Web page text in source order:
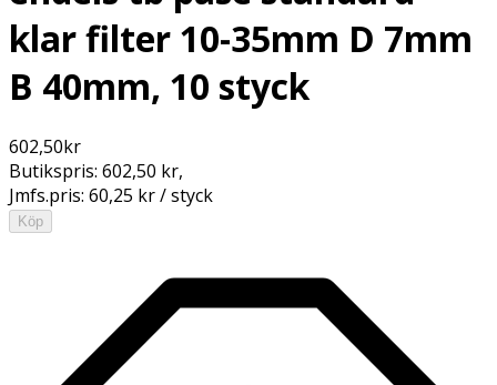
klar filter 10-35mm D 7mm
B 40mm, 10 styck
602,50kr
Butikspris: 602,50 kr,
Jmfs.pris: 60,25 kr / styck
Köp